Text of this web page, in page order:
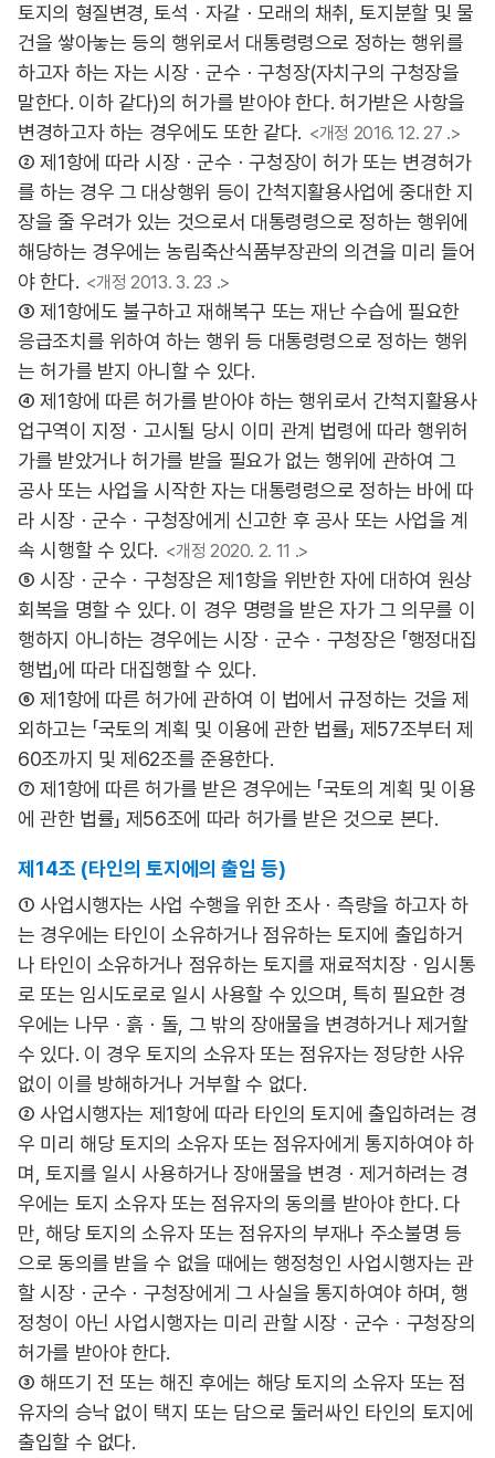
토지의 형질변경, 토석ㆍ자갈ㆍ모래의 채취, 토지분할 및 물
건을 쌓아놓는 등의 행위로서 대통령령으로 정하는 행위를
하고자 하는 자는 시장ㆍ군수ㆍ구청장(자치구의 구청장을
말한다. 이하 같다)의 허가를 받아야 한다. 허가받은 사항을
변경하고자 하는 경우에도 또한 같다. <개정 2016. 12. 27 .>
② 제1항에 따라 시장ㆍ군수ㆍ구청장이 허가 또는 변경허가
를 하는 경우 그 대상행위 등이 간척지활용사업에 중대한 지
장을 줄 우려가 있는 것으로서 대통령령으로 정하는 행위에
해당하는 경우에는 농림축산식품부장관의 의견을 미리 들어
야 한다. <개정 2013. 3. 23 .>
③ 제1항에도 불구하고 재해복구 또는 재난 수습에 필요한
응급조치를 위하여 하는 행위 등 대통령령으로 정하는 행위
는 허가를 받지 아니할 수 있다.
④ 제1항에 따른 허가를 받아야 하는 행위로서 간척지활용사
업구역이 지정ㆍ고시될 당시 이미 관계 법령에 따라 행위허
가를 받았거나 허가를 받을 필요가 없는 행위에 관하여 그
공사 또는 사업을 시작한 자는 대통령령으로 정하는 바에 따
라 시장ㆍ군수ㆍ구청장에게 신고한 후 공사 또는 사업을 계
속 시행할 수 있다. <개정 2020. 2. 11 .>
⑤ 시장ㆍ군수ㆍ구청장은 제1항을 위반한 자에 대하여 원상
회복을 명할 수 있다. 이 경우 명령을 받은 자가 그 의무를 이
행하지 아니하는 경우에는 시장ㆍ군수ㆍ구청장은 「행정대집
행법」에 따라 대집행할 수 있다.
⑥ 제1항에 따른 허가에 관하여 이 법에서 규정하는 것을 제
외하고는 「국토의 계획 및 이용에 관한 법률」 제57조부터 제
60조까지 및 제62조를 준용한다.
⑦ 제1항에 따른 허가를 받은 경우에는 「국토의 계획 및 이용
에 관한 법률」 제56조에 따라 허가를 받은 것으로 본다.
제14조 (타인의 토지에의 출입 등)
① 사업시행자는 사업 수행을 위한 조사ㆍ측량을 하고자 하
는 경우에는 타인이 소유하거나 점유하는 토지에 출입하거
나 타인이 소유하거나 점유하는 토지를 재료적치장ㆍ임시통
로 또는 임시도로로 일시 사용할 수 있으며, 특히 필요한 경
우에는 나무ㆍ흙ㆍ돌, 그 밖의 장애물을 변경하거나 제거할
수 있다. 이 경우 토지의 소유자 또는 점유자는 정당한 사유
없이 이를 방해하거나 거부할 수 없다.
② 사업시행자는 제1항에 따라 타인의 토지에 출입하려는 경
우 미리 해당 토지의 소유자 또는 점유자에게 통지하여야 하
며, 토지를 일시 사용하거나 장애물을 변경ㆍ제거하려는 경
우에는 토지 소유자 또는 점유자의 동의를 받아야 한다. 다
만, 해당 토지의 소유자 또는 점유자의 부재나 주소불명 등
으로 동의를 받을 수 없을 때에는 행정청인 사업시행자는 관
할 시장ㆍ군수ㆍ구청장에게 그 사실을 통지하여야 하며, 행
정청이 아닌 사업시행자는 미리 관할 시장ㆍ군수ㆍ구청장의
허가를 받아야 한다.
③ 해뜨기 전 또는 해진 후에는 해당 토지의 소유자 또는 점
유자의 승낙 없이 택지 또는 담으로 둘러싸인 타인의 토지에
출입할 수 없다.